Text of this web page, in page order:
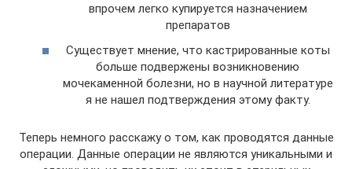
впрочем легко купируется назначением
препаратов
Существует мнение, что кастрированные коты
больше подвержены возникновению
мочекаменной болезни, но в научной литературе
я не нашел подтверждения этому факту.
Теперь немного расскажу о том, как проводятся данные
операции. Данные операции не являются уникальными и